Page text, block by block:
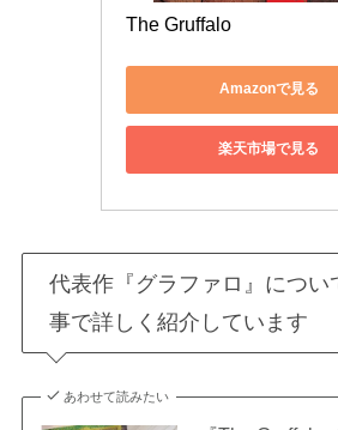
The Gruffalo
Amazonで見る
楽天市場で見る
代表作『グラファロ』につい
事で詳しく紹介しています
あわせて読みたい